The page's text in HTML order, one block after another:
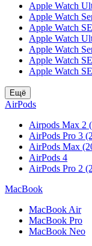
Apple Watch
Apple Watch
Apple Watch
Apple Watch
Apple Watch
Apple Watch
Apple Watch
Ещё
AirPods
Airpods Max 2
AirPods Pro 3
AirPods Max
AirPods 4
AirPods Pro 2
MacBook
MacBook Air
MacBook Pro
MacBook Neo